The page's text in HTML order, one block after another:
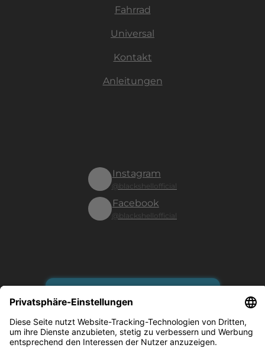
Fahrrad
Universal
Kontakt
Anleitungen
Instagram
@blackshellofficial
Facebook
@blackshellofficial
Es gilt unsere Datenschutzerklärung